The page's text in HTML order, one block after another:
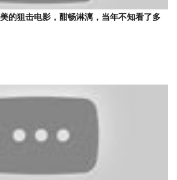
的狙击电影，酣畅淋漓，当年不知看了多